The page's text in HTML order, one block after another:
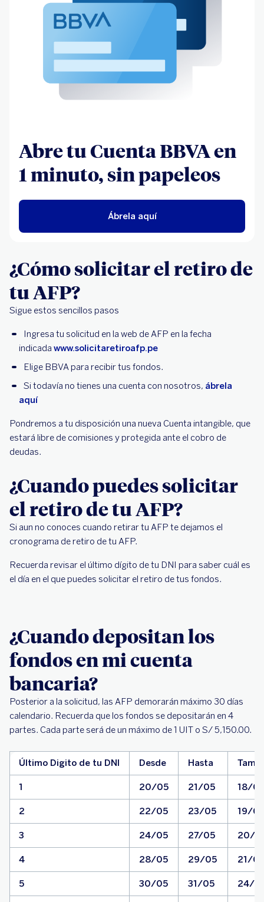
Abre tu Cuenta BBVA en
1 minuto, sin papeleos
Ábrela aquí
¿Cómo solicitar el retiro de
tu AFP?
Sigue estos sencillos pasos
Ingresa tu solicitud en la web de AFP en la fecha
indicada www.solicitaretiroafp.pe
Elige BBVA para recibir tus fondos.
Si todavía no tienes una cuenta con nosotros, ábrela
aquí
Pondremos a tu disposición una nueva Cuenta intangible, que
estará libre de comisiones y protegida ante el cobro de
deudas.
¿Cuando puedes solicitar
el retiro de tu AFP?
Si aun no conoces cuando retirar tu AFP te dejamos el
cronograma de retiro de tu AFP.
Recuerda revisar el último dígito de tu DNI para saber cuál es
el día en el que puedes solicitar el retiro de tus fondos.
¿Cuando depositan los
fondos en mi cuenta
bancaria?
Posterior a la solicitud, las AFP demorarán máximo 30 días
calendario. Recuerda que los fondos se depositarán en 4
partes. Cada parte será de un máximo de 1 UIT o S/ 5,150.00.
Último Digito de tu DNI Desde Hasta
1 20/05 21/05 18/
2 22/05 23/05 19/
3 24/05 27/05 20/
4 28/05 29/05 21/
5 30/05 31/05 24/